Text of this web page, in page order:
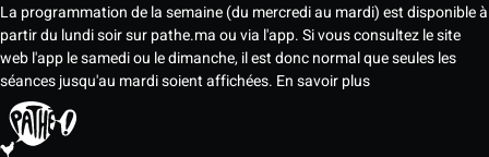
La programmation de la semaine (du mercredi au mardi) est disponible à
partir du lundi soir sur pathe.ma ou via l'app. Si vous consultez le site
web l'app le samedi ou le dimanche, il est donc normal que seules les
séances jusqu'au mardi soient affichées. En savoir plus